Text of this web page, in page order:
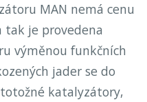
MAN nemá cenu
tak je provedena
výměnou funkčních
jader se do
katalyzátory,